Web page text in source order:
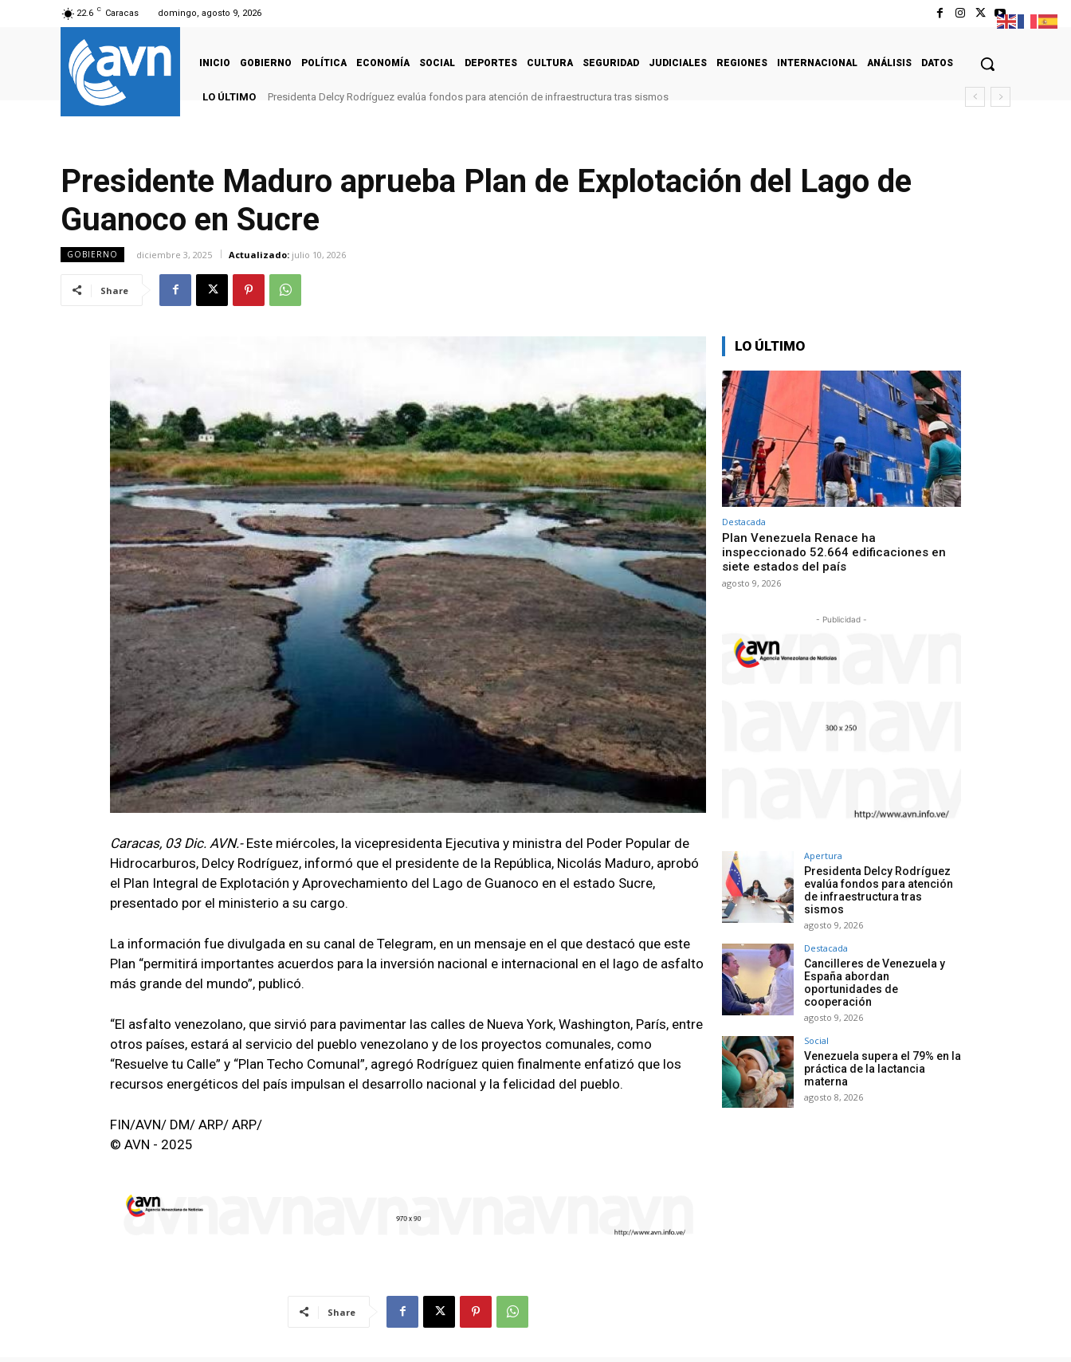
22.6 C Caracas domingo, agosto 9, 2026
INICIO GOBIERNO POLÍTICA ECONOMÍA SOCIAL DEPORTES CULTURA SEGURIDAD JUDICIALES REGIONES INTERNACIONAL ANÁLISIS DATOS
LO ÚLTIMO Presidenta Delcy Rodríguez evalúa fondos para atención de infraestructura tras sismos
Presidente Maduro aprueba Plan de Explotación del Lago de
Guanoco en Sucre
GOBIERNO diciembre 3, 2025 Actualizado: julio 10, 2026
Share
Caracas, 03 Dic. AVN.- Este miércoles, la vicepresidenta Ejecutiva y ministra del Poder Popular de
Hidrocarburos, Delcy Rodríguez, informó que el presidente de la República, Nicolás Maduro, aprobó
el Plan Integral de Explotación y Aprovechamiento del Lago de Guanoco en el estado Sucre,
presentado por el ministerio a su cargo.
La información fue divulgada en su canal de Telegram, en un mensaje en el que destacó que este
Plan “permitirá importantes acuerdos para la inversión nacional e internacional en el lago de asfalto
más grande del mundo”, publicó.
“El asfalto venezolano, que sirvió para pavimentar las calles de Nueva York, Washington, París, entre
otros países, estará al servicio del pueblo venezolano y de los proyectos comunales, como
“Resuelve tu Calle” y “Plan Techo Comunal”, agregó Rodríguez quien finalmente enfatizó que los
recursos energéticos del país impulsan el desarrollo nacional y la felicidad del pueblo.
FIN/AVN/ DM/ ARP/ ARP/
© AVN - 2025
Share
LO ÚLTIMO
Destacada
Plan Venezuela Renace ha
inspeccionado 52.664 edificaciones en
siete estados del país
agosto 9, 2026
- Publicidad -
Apertura
Presidenta Delcy Rodríguez
evalúa fondos para atención
de infraestructura tras
sismos
agosto 9, 2026
Destacada
Cancilleres de Venezuela y
España abordan
oportunidades de
cooperación
agosto 9, 2026
Social
Venezuela supera el 79% en la
práctica de la lactancia
materna
agosto 8, 2026